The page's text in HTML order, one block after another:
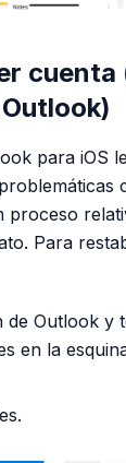
cuenta
para iOS
proceso
Para
de Outlook y
en la